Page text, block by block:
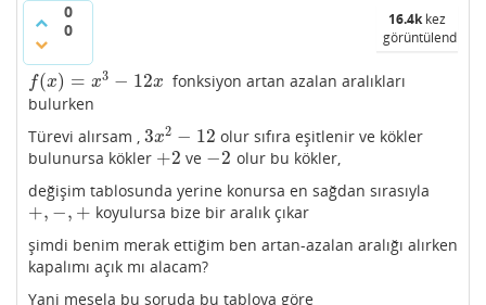
0
0
16.4kkez
görüntülendi
f(x) = x3 − 12x
f(x)=x 3−12x
fonksiyon artan azalan aralıkları
bulurken
Türevi alırsam , 3x2 − 12
3x2− 12
olur sıfıra eşitlenir ve kökler
bulunursa kökler +2
+2 ve −2
−2
olur bu kökler,
değişim tablosunda yerine konursa en sağdan sırasıyla
+, −, +
+,− +
koyulursa bize bir aralık çıkar
şimdi benim merak ettiğim ben artan-azalan aralığı alırken
kapalımı açık mı alacam?
Yani mesela bu soruda bu tabloya göre